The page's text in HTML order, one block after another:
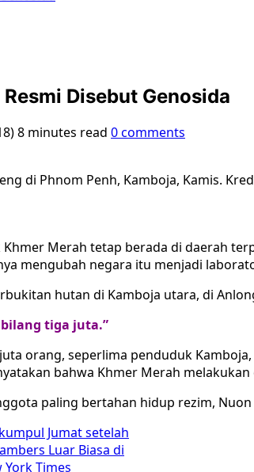
Disebut Genosida
8 minutes read 0 comments
di Phnom Penh, Kamboja, Kamis.
Merah tetap berada di daerah
mengubah negara itu menjadi
hutan di Kamboja utara, di
bilang tiga juta.”
orang, seperlima penduduk
bahwa Khmer Merah
paling bertahan hidup rezim,